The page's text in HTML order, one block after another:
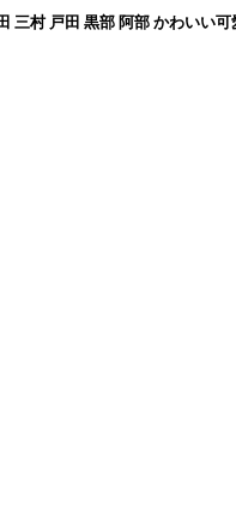
三村 戸田 黒部 阿部 かわいい可